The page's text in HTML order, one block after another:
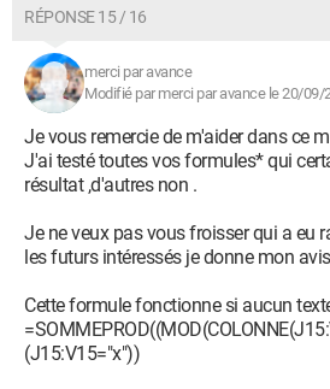
RÉPONSE 15 / 16
merci par avance
Modifié par merci par avance le 20/09/
Je vous remercie de m'aider dans ce
J'ai testé toutes vos formules* qui
résultat ,d'autres non .
Je ne veux pas vous froisser qui a eu
les futurs intéressés je donne mon avis
Cette formule fonctionne si aucun
(J15:V15="x"))